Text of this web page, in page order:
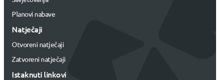
Planovi nabave
Natječaji
Otvoreni natječaji
Zatvoreni natječaji
Istaknuti linkovi